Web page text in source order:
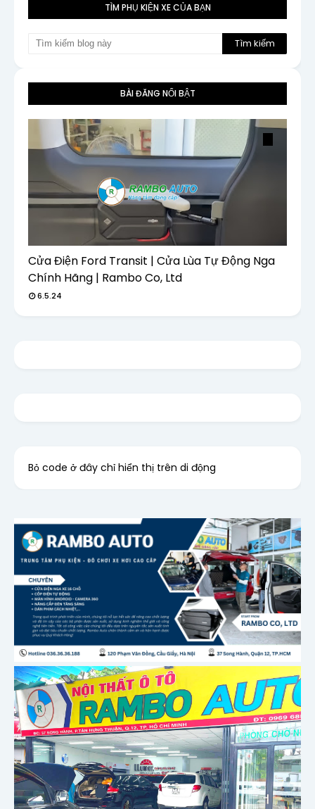
TÌM PHỤ KIỆN XE CỦA BẠN
BÀI ĐĂNG NỔI BẬT
Cửa Điện Ford Transit | Cửa Lùa Tự Động Nga
Chính Hãng | Rambo Co, Ltd
6.5.24
Bỏ code ở đây chỉ hiển thị trên di động